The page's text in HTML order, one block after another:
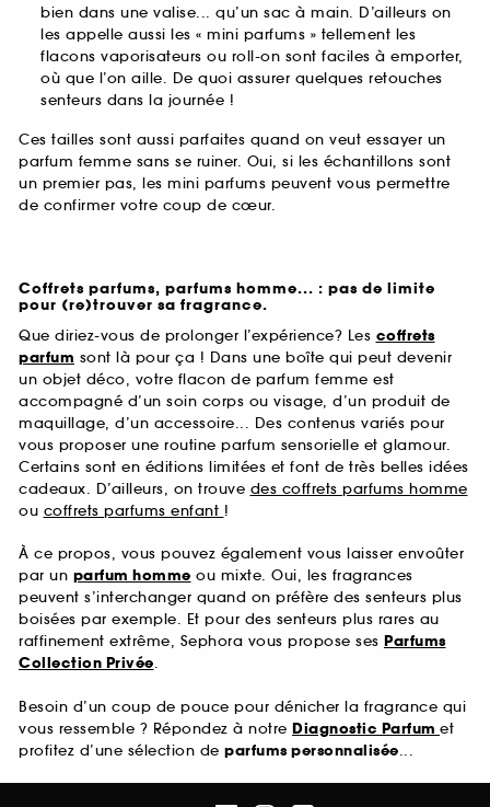
bien dans une valise... qu’un sac à main. D’ailleurs on
les appelle aussi les « mini parfums » tellement les
flacons vaporisateurs ou roll-on sont faciles à emporter,
où que l’on aille. De quoi assurer quelques retouches
senteurs dans la journée !
Ces tailles sont aussi parfaites quand on veut essayer un
parfum femme sans se ruiner. Oui, si les échantillons sont
un premier pas, les mini parfums peuvent vous permettre
de confirmer votre coup de cœur.
Coffrets parfums, parfums homme... : pas de limite
pour (re)trouver sa fragrance.
Que diriez-vous de prolonger l’expérience? Les coffrets
parfum sont là pour ça ! Dans une boîte qui peut devenir
un objet déco, votre flacon de parfum femme est
accompagné d’un soin corps ou visage, d’un produit de
maquillage, d’un accessoire... Des contenus variés pour
vous proposer une routine parfum sensorielle et glamour.
Certains sont en éditions limitées et font de très belles idées
cadeaux. D’ailleurs, on trouve des coffrets parfums homme
ou coffrets parfums enfant !
À ce propos, vous pouvez également vous laisser envoûter
par un parfum homme ou mixte. Oui, les fragrances
peuvent s’interchanger quand on préfère des senteurs plus
boisées par exemple. Et pour des senteurs plus rares au
raffinement extrême, Sephora vous propose ses Parfums
Collection Privée.
Besoin d’un coup de pouce pour dénicher la fragrance qui
vous ressemble ? Répondez à notre Diagnostic Parfum et
profitez d’une sélection de parfums personnalisée...